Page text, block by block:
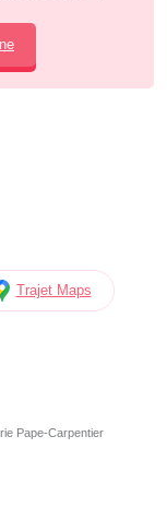
Trajet Maps
Pape-Carpentier